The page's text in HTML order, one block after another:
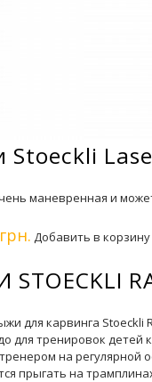
маневренная и
Добавить в корзину
для карвинга Stoeckli
для тренировок
на регулярной
прыгать на